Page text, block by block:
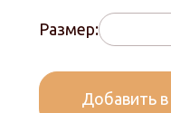
Размер: